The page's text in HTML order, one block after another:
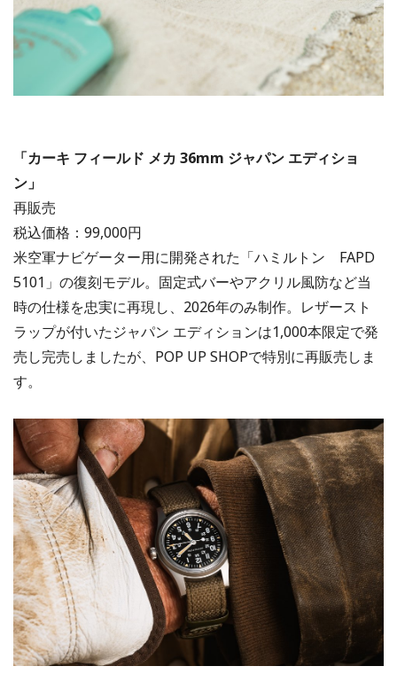
「カーキ フィールド メカ 36mm ジャパン エディショ
ン」
再販売
税込価格：99,000円
米空軍ナビゲーター用に開発された「ハミルトン FAPD
5101」の復刻モデル。固定式バーやアクリル風防など当
時の仕様を忠実に再現し、2026年のみ制作。レザースト
ラップが付いたジャパン エディションは1,000本限定で発
売し完売しましたが、POP UP SHOPで特別に再販売しま
す。